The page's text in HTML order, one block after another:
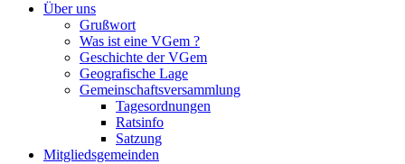
Über uns
Grußwort
Was ist eine VGem ?
Geschichte der VGem
Geografische Lage
Gemeinschaftsversammlung
Tagesordnungen
Ratsinfo
Satzung
Mitgliedsgemeinden